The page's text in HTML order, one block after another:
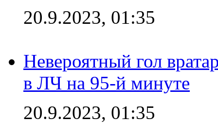
20.9.2023, 01:35
Невероятный гол
в ЛЧ на 95-й минуте
20.9.2023, 01:35